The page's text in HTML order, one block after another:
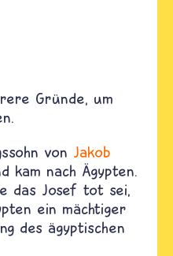
Gründe, um
von Jakob
kam nach Ägypten.
das Josef tot sei,
ein mächtiger
des ägyptischen